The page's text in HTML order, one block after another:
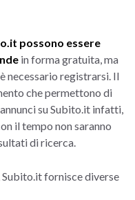
possono essere
in forma gratuita, ma
necessario registrarsi. Il
che permettono di
su Subito.it infatti,
il tempo non saranno
di ricerca.
fornisce diverse